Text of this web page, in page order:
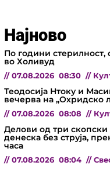
Најново
По години стерилност,
во Холивуд
// 07.08.2026 08:30 //
Теодосија Нтоку и
вечерва на „Охридско
// 07.08.2026 08:08 //
Делови од три
денеска без струја,
часа
// 07.08.2026 08:04 //